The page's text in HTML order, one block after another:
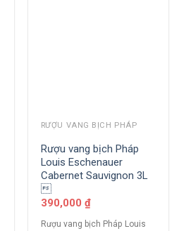
RƯỢU VANG BỊCH PHÁP
Rượu vang bịch Pháp
Louis Eschenauer
Cabernet Sauvignon 3L
390,000 ₫
Rượu vang bịch Pháp Louis